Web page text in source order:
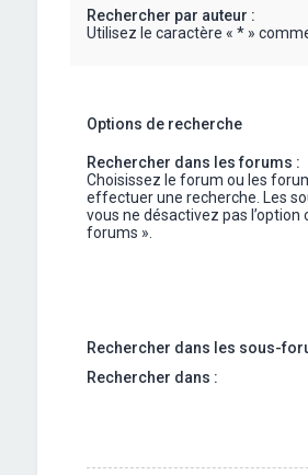
Rechercher par auteur :
Utilisez le caractère « * »
Options de recherche
Rechercher dans les forums :
Choisissez le forum ou les
effectuer une recherche. Les
vous ne désactivez pas
forums ».
Rechercher dans les sous-
Rechercher dans :